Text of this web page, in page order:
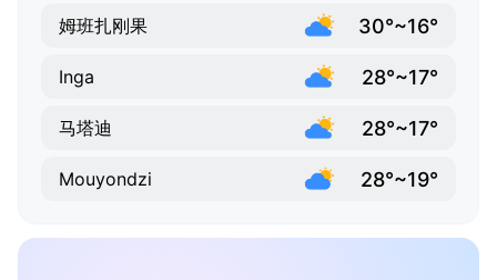
姆班扎刚果 30°~16°
Inga 28°~17°
马塔迪 28°~17°
Mouyondzi 28°~19°